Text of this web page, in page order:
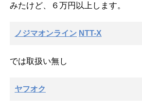
みたけど、６万円以上します。
ノジマオンライン NTT-X
では取扱い無し
ヤフオク